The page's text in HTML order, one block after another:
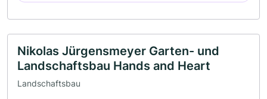
Nikolas Jürgensmeyer Garten- und
Landschaftsbau Hands and Heart
Landschaftsbau